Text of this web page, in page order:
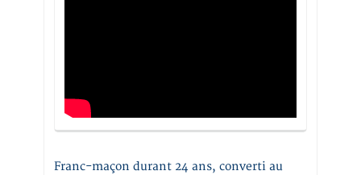
Franc-maçon durant 24 ans, converti au